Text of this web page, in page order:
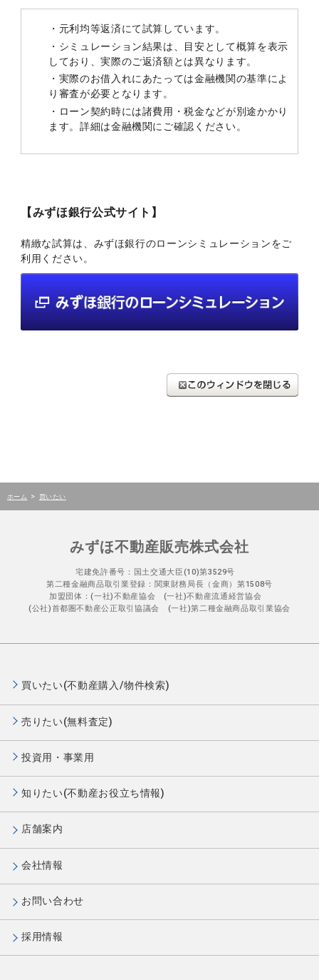
・元利均等返済にて試算しています。
・シミュレーション結果は、目安として概算を表示
しており、実際のご返済額とは異なります。
・実際のお借入れにあたっては金融機関の基準によ
り審査が必要となります。
・ローン契約時には諸費用・税金などが別途かかり
ます。詳細は金融機関にご確認ください。
【みずほ銀行公式サイト】
精緻な試算は、みずほ銀行のローンシミュレーションをご
利用ください。
ホーム > 買いたい
みずほ不動産販売株式会社
宅建免許番号：国土交通大臣(10)第3529号
第二種金融商品取引業登録：関東財務局長（金商）第1508号
加盟団体：(一社)不動産協会 (一社)不動産流通経営協会
(公社)首都圏不動産公正取引協議会 (一社)第二種金融商品取引業協会
買いたい(不動産購入/物件検索)
売りたい(無料査定)
投資用・事業用
知りたい(不動産お役立ち情報)
店舗案内
会社情報
お問い合わせ
採用情報